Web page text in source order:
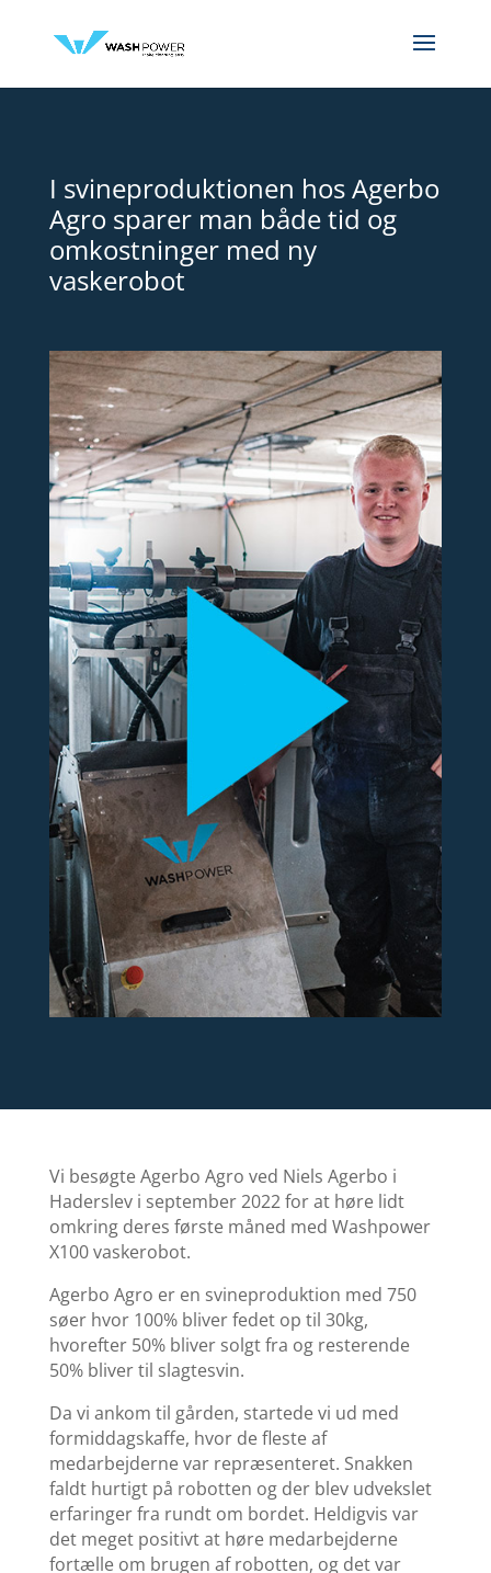
I svineproduktionen hos Agerbo
Agro sparer man både tid og
omkostninger med ny
vaskerobot
Vi besøgte Agerbo Agro ved Niels Agerbo i
Haderslev i september 2022 for at høre lidt
omkring deres første måned med Washpower
X100 vaskerobot.
Agerbo Agro er en svineproduktion med 750
søer hvor 100% bliver fedet op til 30kg,
hvorefter 50% bliver solgt fra og resterende
50% bliver til slagtesvin.
Da vi ankom til gården, startede vi ud med
formiddagskaffe, hvor de fleste af
medarbejderne var repræsenteret. Snakken
faldt hurtigt på robotten og der blev udvekslet
erfaringer fra rundt om bordet. Heldigvis var
det meget positivt at høre medarbejderne
fortælle om brugen af robotten, og det var